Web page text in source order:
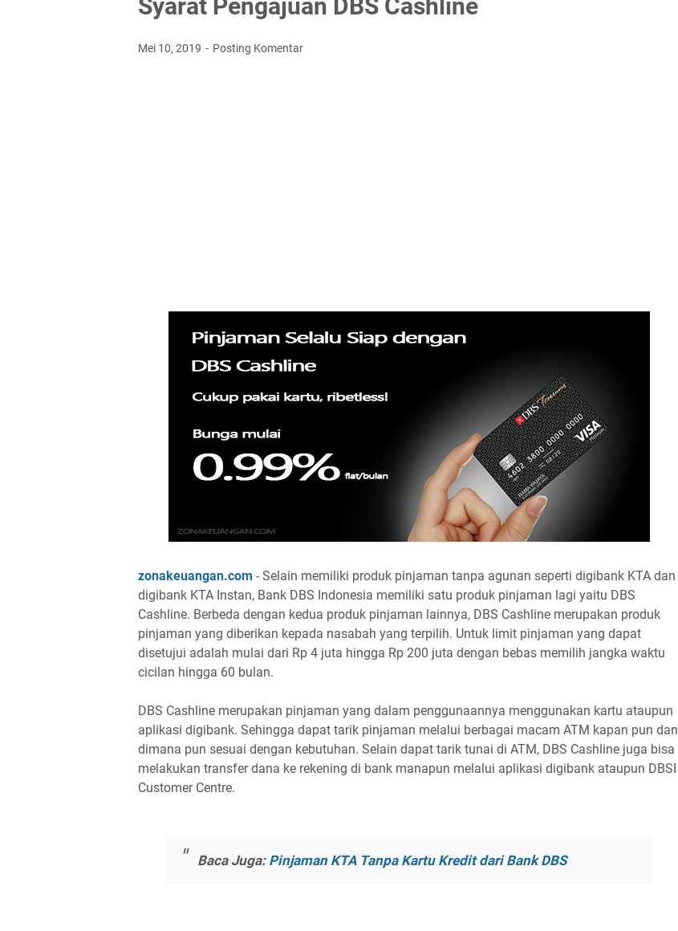
Syarat Pengajuan DBS Cashline
Mei 10, 2019 Posting Komentar
zonakeuangan.com - Selain memiliki produk pinjaman tanpa agunan seperti digibank KTA dan
digibank KTA Instan, Bank DBS Indonesia memiliki satu produk pinjaman lagi yaitu DBS
Cashline. Berbeda dengan kedua produk pinjaman lainnya, DBS Cashline merupakan produk
pinjaman yang diberikan kepada nasabah yang terpilih. Untuk limit pinjaman yang dapat
disetujui adalah mulai dari Rp 4 juta hingga Rp 200 juta dengan bebas memilih jangka waktu
cicilan hingga 60 bulan.
DBS Cashline merupakan pinjaman yang dalam penggunaannya menggunakan kartu ataupun
aplikasi digibank. Sehingga dapat tarik pinjaman melalui berbagai macam ATM kapan pun dan
dimana pun sesuai dengan kebutuhan. Selain dapat tarik tunai di ATM, DBS Cashline juga bisa
melakukan transfer dana ke rekening di bank manapun melalui aplikasi digibank ataupun DBSI
Customer Centre.
Baca Juga: Pinjaman KTA Tanpa Kartu Kredit dari Bank DBS